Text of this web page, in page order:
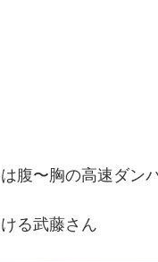
腹〜胸の高速ダン
る武藤さん